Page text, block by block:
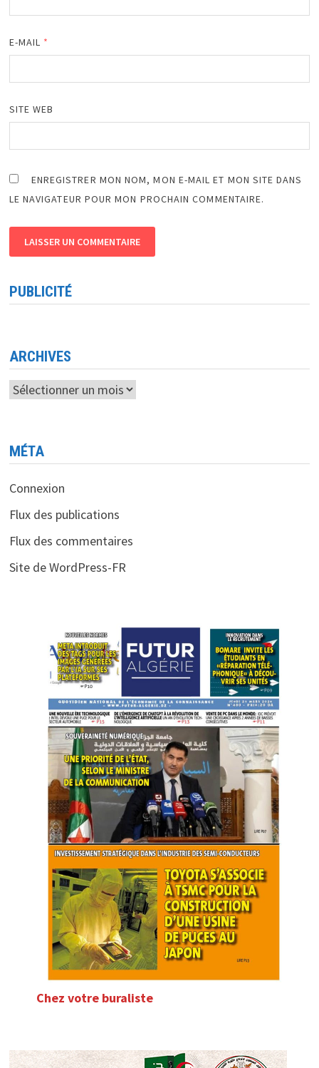
E-MAIL *
SITE WEB
ENREGISTRER MON NOM, MON E-MAIL ET MON SITE DANS
LE NAVIGATEUR POUR MON PROCHAIN COMMENTAIRE.
PUBLICITÉ
ARCHIVES
Archives
MÉTA
Connexion
Flux des publications
Flux des commentaires
Site de WordPress-FR
Chez votre buraliste